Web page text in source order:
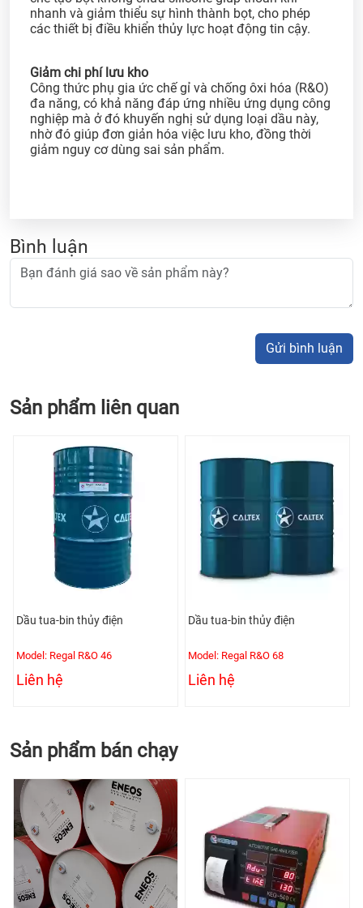
nhanh và giảm thiểu sự hình thành bọt, cho phép
các thiết bị điều khiển thủy lực hoạt động tin cậy.
Giảm chi phí lưu kho
Công thức phụ gia ức chế gỉ và chống ôxi hóa (R&O)
đa năng, có khả năng đáp ứng nhiều ứng dụng công
nghiệp mà ở đó khuyến nghị sử dụng loại dầu này,
nhờ đó giúp đơn giản hóa việc lưu kho, đồng thời
giảm nguy cơ dùng sai sản phẩm.
Bình luận
Gửi bình luận
Sản phẩm liên quan
Dầu tua-bin thủy điện
Model: Regal R&O 46
Liên hệ
Dầu tua-bin thủy điện
Model: Regal R&O 68
Liên hệ
Sản phẩm bán chạy